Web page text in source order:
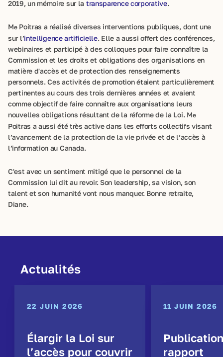
2019, un mémoire sur la transparence corporative.
MePoitras a réalisé diverses interventions publiques, dont une
sur l’intelligence artificielle. Elle a aussi offert des conférences,
webinaires et participé à des colloques pour faire connaître la
Commission et les droits et obligations des organisations en
matière d'accès et de protection des renseignements
personnels. Ces activités de promotion étaient particulièrement
pertinentes au cours des trois dernières années et avaient
comme objectif de faire connaître aux organisations leurs
nouvelles obligations résultant de la réforme de la Loi. Me
Poitras a aussi été très active dans les efforts collectifs visant
l’avancement de la protection de la vie privée et de l’accès à
l’information au Canada.
C'est avec un sentiment mitigé que le personnel de la
Commission lui dit au revoir. Son leadership, sa vision, son
talent et son humanité vont nous manquer. Bonne retraite,
Diane.
Actualités
22 JUIN 2026
Élargir la Loi sur
l’accès pour couvrir
11 JUIN 2026
rapport